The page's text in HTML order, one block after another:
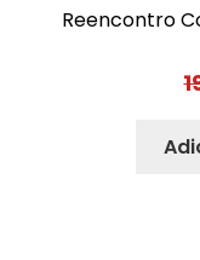
Reencontro